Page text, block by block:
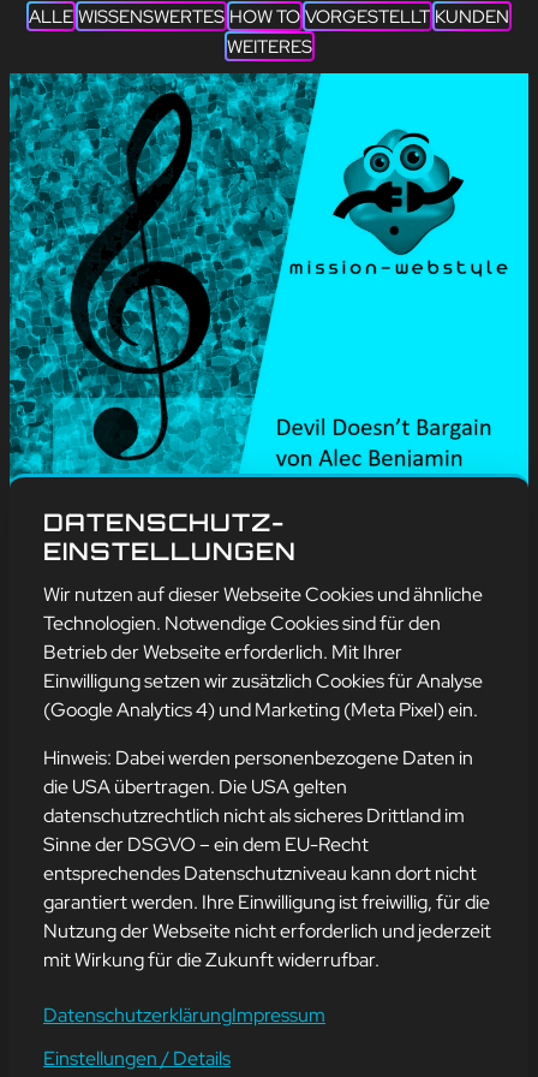
ALLE WISSENSWERTES HOW TO VORGESTELLT KUNDEN
WEITERES
Blog, Weitere
SONG OF THE WEEK 26
mehr erfahren
Adresse
mission-webstyle oHG
Bürgermeister-Regitz-Straße 40
66539 Neunkirchen
E-Mail:kontakt@mission-webstyle.de
Navigation
Webseitenerstellung
Webseite mieten
Webseiten Betreuung
Über Uns
Kontakt
Leistungen
DATENSCHUTZ-
EINSTELLUNGEN
Wir nutzen auf dieser Webseite Cookies und ähnliche
Technologien. Notwendige Cookies sind für den
Betrieb der Webseite erforderlich. Mit Ihrer
Einwilligung setzen wir zusätzlich Cookies für Analyse
(Google Analytics 4) und Marketing (Meta Pixel) ein.
Hinweis: Dabei werden personenbezogene Daten in
die USA übertragen. Die USA gelten
datenschutzrechtlich nicht als sicheres Drittland im
Sinne der DSGVO – ein dem EU-Recht
entsprechendes Datenschutzniveau kann dort nicht
garantiert werden. Ihre Einwilligung ist freiwillig, für die
Nutzung der Webseite nicht erforderlich und jederzeit
mit Wirkung für die Zukunft widerrufbar.
DatenschutzerklärungImpressum
Einstellungen / Details